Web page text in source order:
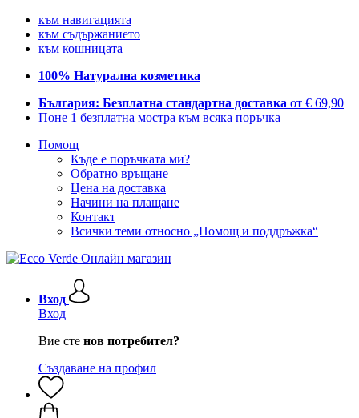
към навигацията
към съдържанието
към кошницата
100% Натурална козметика
България: Безплатна стандартна доставка от € 69,90
Поне 1 безплатна мостра към всяка поръчка
Помощ
Къде е поръчката ми?
Обратно връщане
Цена на доставка
Начини на плащане
Контакт
Всички теми относно „Помощ и поддръжка“
Вход
Вход
Вие сте нов потребител?
Създаване на профил